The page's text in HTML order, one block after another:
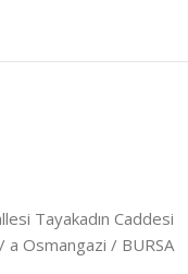
Tayakadın Caddesi
a Osmangazi / BURSA